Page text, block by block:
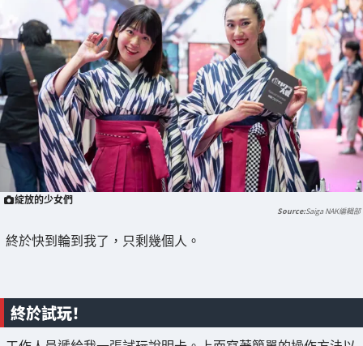
綻放的少女們
Saiga NAK編輯部
終於快到輪到我了，只剩幾個人。
終於試玩！